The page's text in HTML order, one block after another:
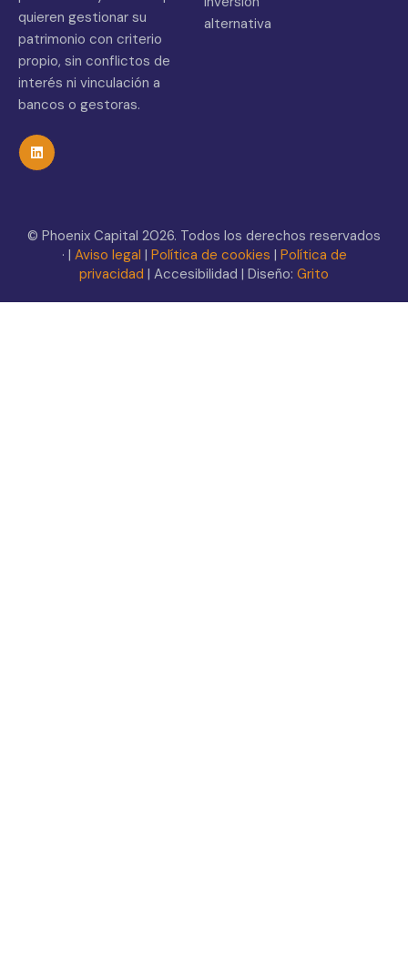
quieren gestionar su
patrimonio con criterio
propio, sin conflictos de
interés ni vinculación a
bancos o gestoras.
alternativa
© Phoenix Capital 2026. Todos los derechos reservados
· | Aviso legal | Política de cookies | Política de
privacidad | Accesibilidad | Diseño: Grito